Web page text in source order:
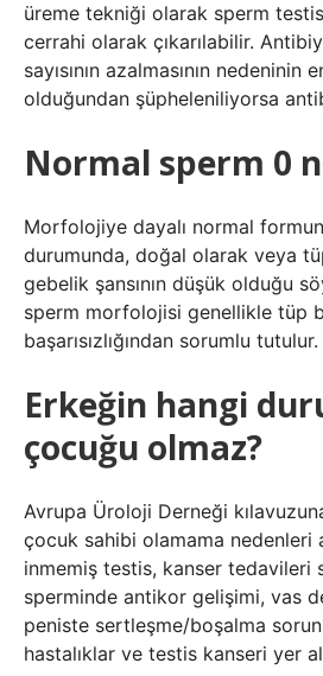
üreme tekniği olarak sperm
cerrahi olarak çıkarılabilir.
sayısının azalmasının nedeninin
olduğundan şüpheleniliyorsa
Normal sperm 0
Morfolojiye dayalı normal
durumunda, doğal olarak veya
gebelik şansının düşük olduğu
sperm morfolojisi genellikle tüp
başarısızlığından sorumlu tutulur.
Erkeğin hangi
çocuğu olmaz?
Avrupa Üroloji Derneği
çocuk sahibi olamama nedenleri
inmemiş testis, kanser tedavileri
sperminde antikor gelişimi, vas
peniste sertleşme/boşalma
hastalıklar ve testis kanseri yer